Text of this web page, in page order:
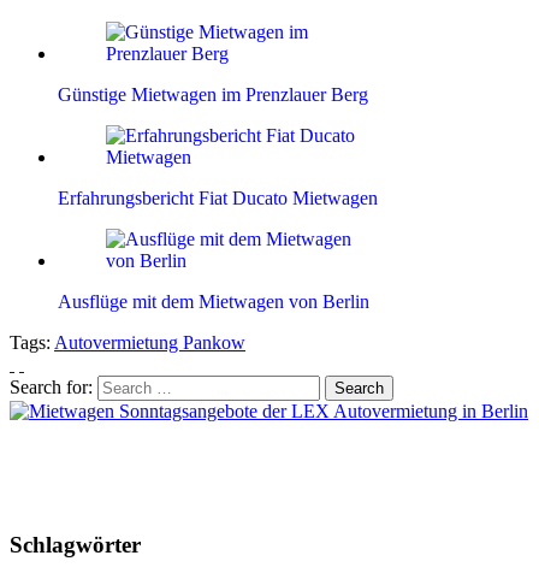
Günstige Mietwagen im Prenzlauer Berg
Erfahrungsbericht Fiat Ducato Mietwagen
Ausflüge mit dem Mietwagen von Berlin
Tags: Autovermietung Pankow
Search for:
Schlagwörter